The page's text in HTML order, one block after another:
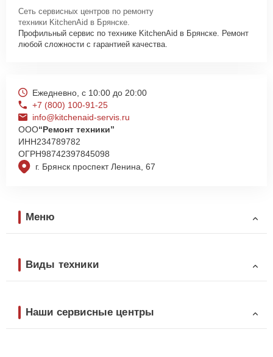
Сеть сервисных центров по ремонту
техники KitchenAid в Брянске.
Профильный сервис по технике KitchenAid в Брянске. Ремонт
любой сложности с гарантией качества.
г. Брянск проспект Ленина, 67
Ежедневно, с 10:00 до 20:00
+7 (800) 100-91-25
info@kitchenaid-servis.ru
ООО“Ремонт техники”
ИНН234789782
ОГРН98742397845098
Меню
Виды техники
Наши сервисные центры